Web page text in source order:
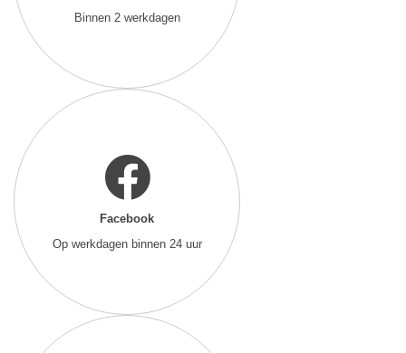
Binnen 2 werkdagen
Facebook
Op werkdagen binnen 24 uur